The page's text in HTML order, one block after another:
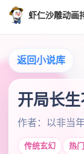
虾仁沙雕动画
返回小说库
开局长
作者：以非当
传统玄幻 热门